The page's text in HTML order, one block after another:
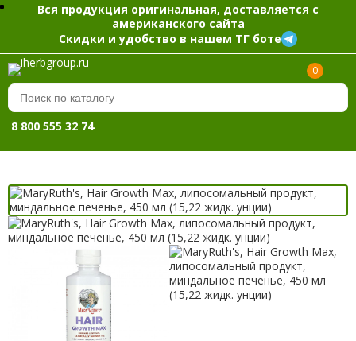
Вся продукция оригинальная, доставляется с
американского сайта
Скидки и удобство в нашем ТГ боте
0
8 800 555 32 74